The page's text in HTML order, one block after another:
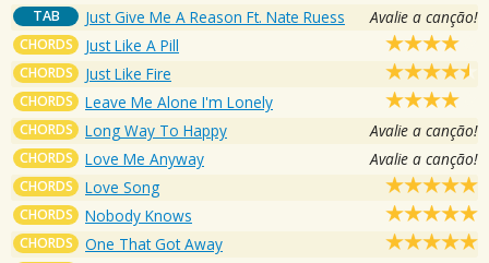
TAB Just Give Me A Reason Ft. Nate Ruess Avalie a canção!
CHORDS Just Like A Pill
CHORDS Just Like Fire
CHORDS Leave Me Alone I'm Lonely
CHORDS Long Way To Happy Avalie a canção!
CHORDS Love Me Anyway Avalie a canção!
CHORDS Love Song
CHORDS Nobody Knows
CHORDS One That Got Away